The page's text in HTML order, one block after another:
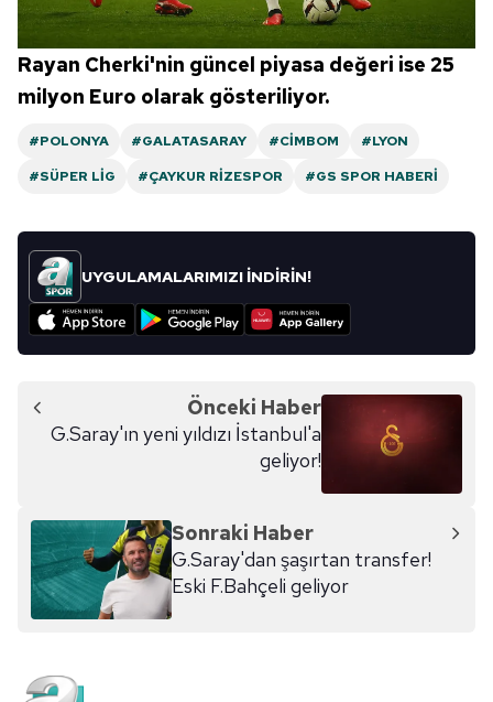
Rayan Cherki'nin güncel piyasa değeri ise 25
milyon Euro olarak gösteriliyor.
#POLONYA #GALATASARAY #CIMBOM
#LYON
#SÜPER LIG
#ÇAYKUR RIZESPOR #GS SPOR HABERI
UYGULAMALARIMIZI İNDİRİN!
Önceki Haber
G.Saray'ın yeni yıldızı İstanbul'a
geliyor!
Sonraki Haber
G.Saray'dan şaşırtan transfer!
Eski F.Bahçeli geliyor